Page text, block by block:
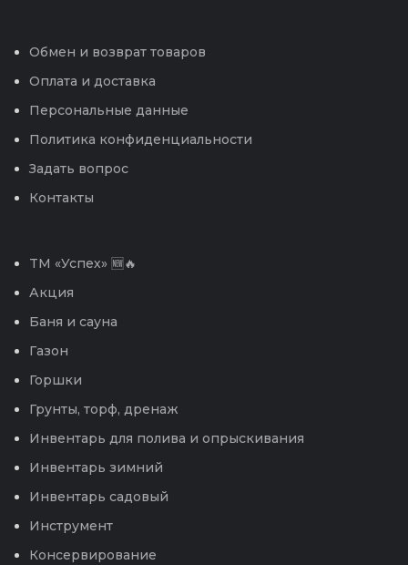
Обмен и возврат товаров
Оплата и доставка
Персональные данные
Политика конфиденциальности
Задать вопрос
Контакты
TM «Успех» 🆕🔥
Акция
Баня и сауна
Газон
Горшки
Грунты, торф, дренаж
Инвентарь для полива и опрыскивания
Инвентарь зимний
Инвентарь садовый
Инструмент
Консервирование